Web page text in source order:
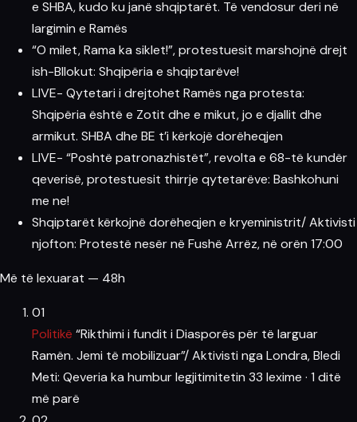
e SHBA, kudo ku janë shqiptarët. Të vendosur deri në
largimin e Ramës
“O milet, Rama ka siklet!”, protestuesit marshojnë drejt
ish-Bllokut: Shqipëria e shqiptarëve!
LIVE- Qytetari i drejtohet Ramës nga protesta:
Shqipëria është e Zotit dhe e mikut, jo e djallit dhe
armikut. SHBA dhe BE t’i kërkojë dorëheqjen
LIVE- “Poshtë patronazhistët”, revolta e 68-të kundër
qeverisë, protestuesit thirrje qytetarëve: Bashkohuni
me ne!
Shqiptarët kërkojnë dorëheqjen e kryeministrit/ Aktivisti
njofton: Protestë nesër në Fushë Arrëz, në orën 17:00
Më të lexuarat — 48h
01
Politikë “Rikthimi i fundit i Diasporës për të larguar
Ramën. Jemi të mobilizuar”/ Aktivisti nga Londra, Bledi
Meti: Qeveria ka humbur legjitimitetin 33 lexime · 1 ditë
më parë